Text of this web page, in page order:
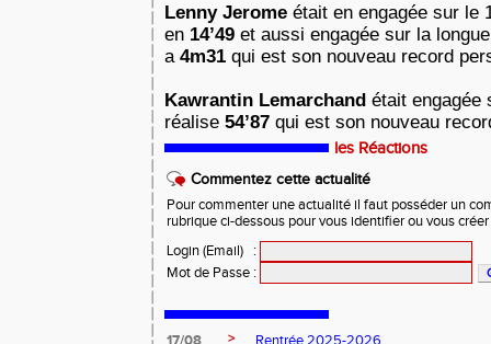
Lenny Jerome était en engagée sur le
en 14’49 et aussi engagée sur la
a 4m31 qui est son nouveau record
Kawrantin Lemarchand était engagée
réalise 54’87 qui est son nouveau
les Réactions
Commentez cette actualité
Pour commenter une actualité il faut posséder un
rubrique ci-dessous pour vous identifier ou vous
Login (Email)
:
Mot de Passe :
>